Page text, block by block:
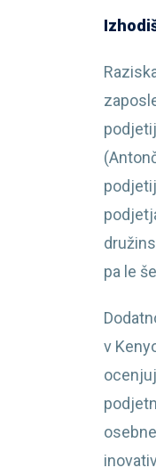
pa le
v